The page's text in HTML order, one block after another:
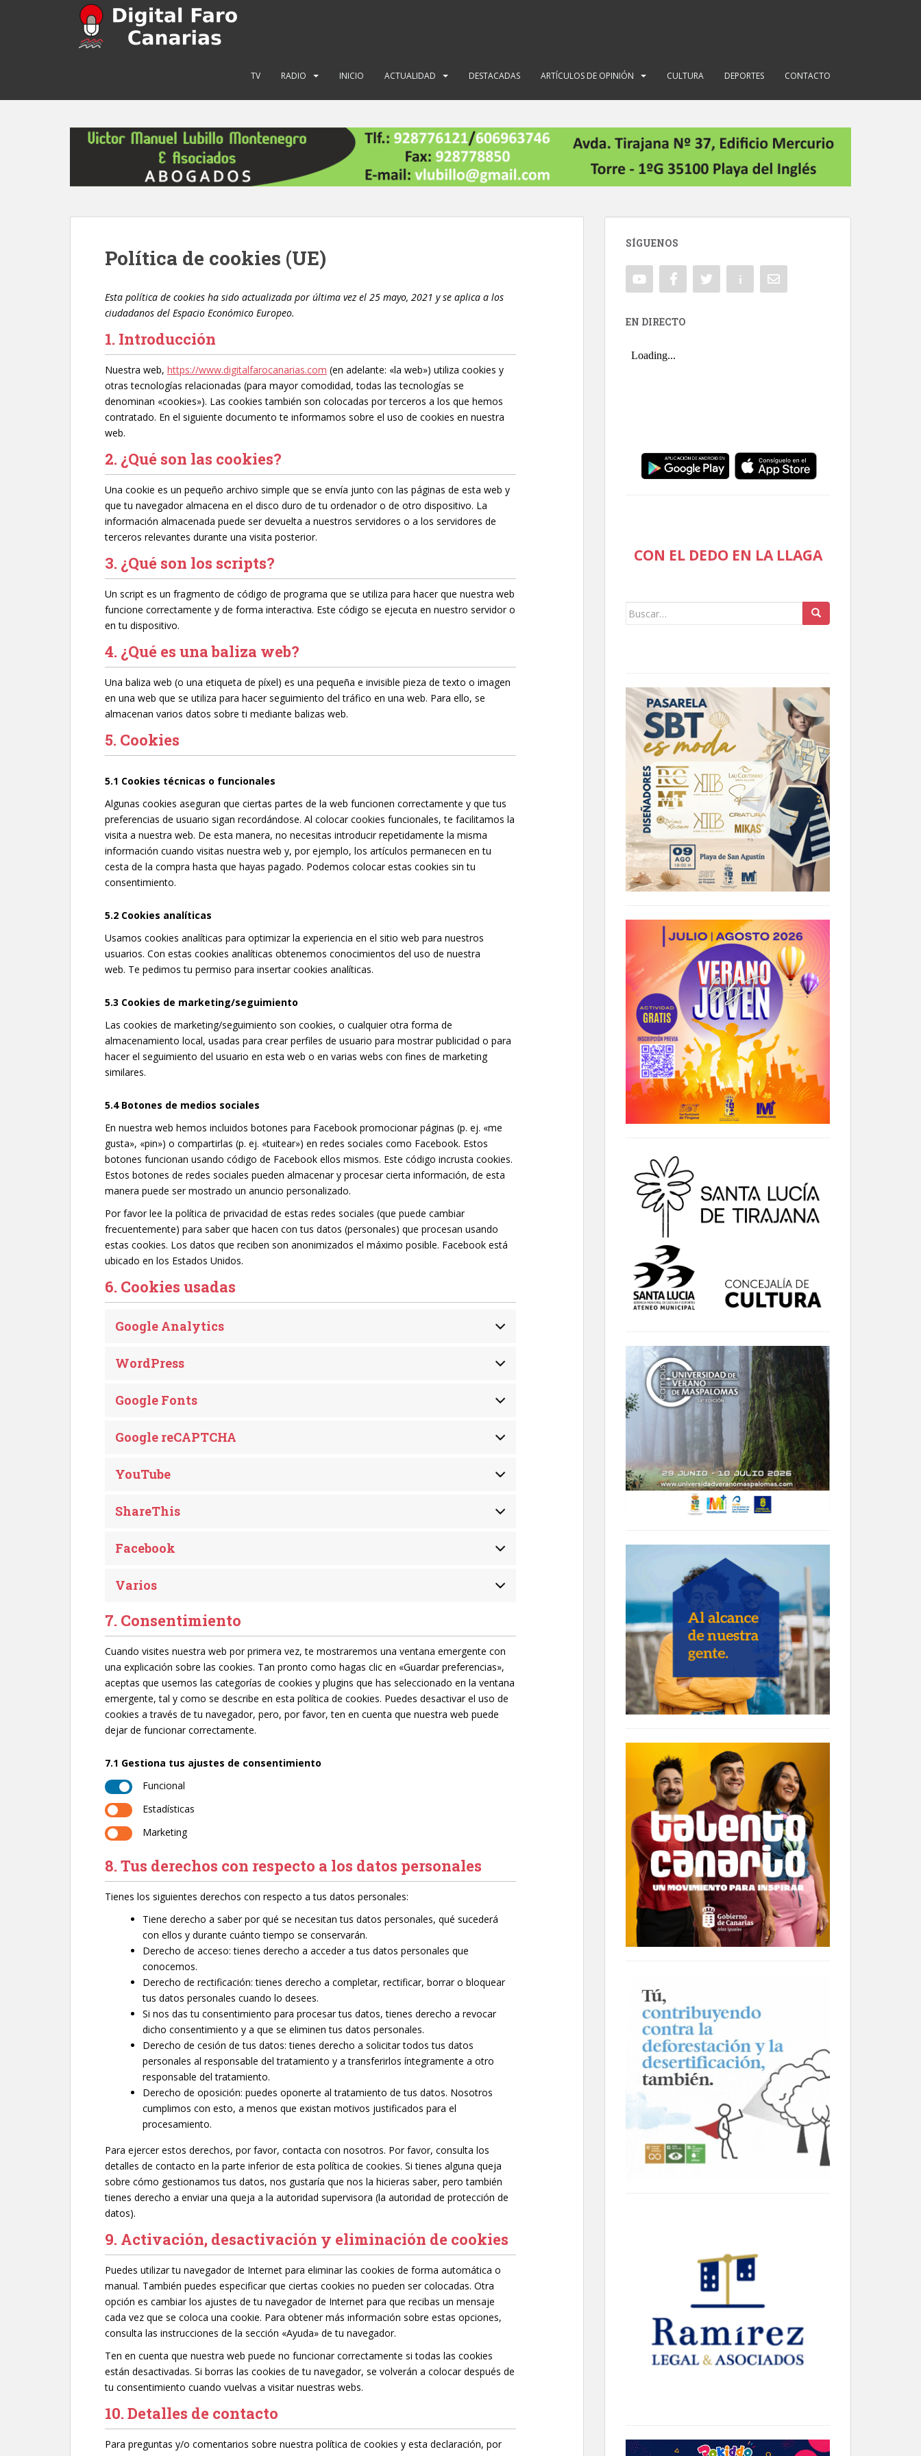
m
TV RADIO INICIO ACTUALIDAD DESTACADAS ARTÍCULOS DE OPINIÓN CULTURA DEPORTES CONTACTO
Política de cookies (UE)
Esta política de cookies ha sido actualizada por última vez el 25 mayo, 2021 y se aplica a los
ciudadanos del Espacio Económico Europeo.
1. Introducción
Nuestra web, https://www.digitalfarocanarias.com (en adelante: «la web») utiliza cookies y
otras tecnologías relacionadas (para mayor comodidad, todas las tecnologías se
denominan «cookies»). Las cookies también son colocadas por terceros a los que hemos
contratado. En el siguiente documento te informamos sobre el uso de cookies en nuestra
web.
2. ¿Qué son las cookies?
Una cookie es un pequeño archivo simple que se envía junto con las páginas de esta web y
que tu navegador almacena en el disco duro de tu ordenador o de otro dispositivo. La
información almacenada puede ser devuelta a nuestros servidores o a los servidores de
terceros relevantes durante una visita posterior.
3. ¿Qué son los scripts?
Un script es un fragmento de código de programa que se utiliza para hacer que nuestra web
funcione correctamente y de forma interactiva. Este código se ejecuta en nuestro servidor o
en tu dispositivo.
4. ¿Qué es una baliza web?
Una baliza web (o una etiqueta de píxel) es una pequeña e invisible pieza de texto o imagen
en una web que se utiliza para hacer seguimiento del tráfico en una web. Para ello, se
almacenan varios datos sobre ti mediante balizas web.
5. Cookies
5.1 Cookies técnicas o funcionales
Algunas cookies aseguran que ciertas partes de la web funcionen correctamente y que tus
preferencias de usuario sigan recordándose. Al colocar cookies funcionales, te facilitamos la
visita a nuestra web. De esta manera, no necesitas introducir repetidamente la misma
información cuando visitas nuestra web y, por ejemplo, los artículos permanecen en tu
cesta de la compra hasta que hayas pagado. Podemos colocar estas cookies sin tu
consentimiento.
5.2 Cookies analíticas
Usamos cookies analíticas para optimizar la experiencia en el sitio web para nuestros
usuarios. Con estas cookies analíticas obtenemos conocimientos del uso de nuestra
web. Te pedimos tu permiso para insertar cookies analíticas.
5.3 Cookies de marketing/seguimiento
Las cookies de marketing/seguimiento son cookies, o cualquier otra forma de
almacenamiento local, usadas para crear perfiles de usuario para mostrar publicidad o para
hacer el seguimiento del usuario en esta web o en varias webs con fines de marketing
similares.
5.4 Botones de medios sociales
En nuestra web hemos incluidos botones para Facebook promocionar páginas (p. ej. «me
gusta», «pin») o compartirlas (p. ej. «tuitear») en redes sociales como Facebook. Estos
botones funcionan usando código de Facebook ellos mismos. Este código incrusta cookies.
Estos botones de redes sociales pueden almacenar y procesar cierta información, de esta
manera puede ser mostrado un anuncio personalizado.
Por favor lee la política de privacidad de estas redes sociales (que puede cambiar
frecuentemente) para saber que hacen con tus datos (personales) que procesan usando
estas cookies. Los datos que reciben son anonimizados el máximo posible. Facebook está
ubicado en los Estados Unidos.
6. Cookies usadas
Google Analytics
WordPress
Google Fonts
Google reCAPTCHA
YouTube
ShareThis
Facebook
Varios
7. Consentimiento
Cuando visites nuestra web por primera vez, te mostraremos una ventana emergente con
una explicación sobre las cookies. Tan pronto como hagas clic en «Guardar preferencias»,
aceptas que usemos las categorías de cookies y plugins que has seleccionado en la ventana
emergente, tal y como se describe en esta política de cookies. Puedes desactivar el uso de
cookies a través de tu navegador, pero, por favor, ten en cuenta que nuestra web puede
dejar de funcionar correctamente.
7.1 Gestiona tus ajustes de consentimiento
Funcional
Estadísticas
Marketing
8. Tus derechos con respecto a los datos personales
Tienes los siguientes derechos con respecto a tus datos personales:
Tiene derecho a saber por qué se necesitan tus datos personales, qué sucederá
con ellos y durante cuánto tiempo se conservarán.
Derecho de acceso: tienes derecho a acceder a tus datos personales que
conocemos.
Derecho de rectificación: tienes derecho a completar, rectificar, borrar o bloquear
tus datos personales cuando lo desees.
Si nos das tu consentimiento para procesar tus datos, tienes derecho a revocar
dicho consentimiento y a que se eliminen tus datos personales.
Derecho de cesión de tus datos: tienes derecho a solicitar todos tus datos
personales al responsable del tratamiento y a transferirlos íntegramente a otro
responsable del tratamiento.
Derecho de oposición: puedes oponerte al tratamiento de tus datos. Nosotros
cumplimos con esto, a menos que existan motivos justificados para el
procesamiento.
Para ejercer estos derechos, por favor, contacta con nosotros. Por favor, consulta los
detalles de contacto en la parte inferior de esta política de cookies. Si tienes alguna queja
sobre cómo gestionamos tus datos, nos gustaría que nos la hicieras saber, pero también
tienes derecho a enviar una queja a la autoridad supervisora (la autoridad de protección de
datos).
9. Activación, desactivación y eliminación de cookies
Puedes utilizar tu navegador de Internet para eliminar las cookies de forma automática o
manual. También puedes especificar que ciertas cookies no pueden ser colocadas. Otra
opción es cambiar los ajustes de tu navegador de Internet para que recibas un mensaje
cada vez que se coloca una cookie. Para obtener más información sobre estas opciones,
consulta las instrucciones de la sección «Ayuda» de tu navegador.
Ten en cuenta que nuestra web puede no funcionar correctamente si todas las cookies
están desactivadas. Si borras las cookies de tu navegador, se volverán a colocar después de
tu consentimiento cuando vuelvas a visitar nuestras webs.
10. Detalles de contacto
Para preguntas y/o comentarios sobre nuestra política de cookies y esta declaración, por
SÍGUENOS
EN DIRECTO
CON EL DEDO EN LA LLAGA
Buscar: